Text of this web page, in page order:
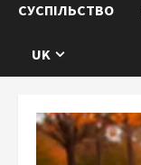
СУСПІЛЬСТВО
UK